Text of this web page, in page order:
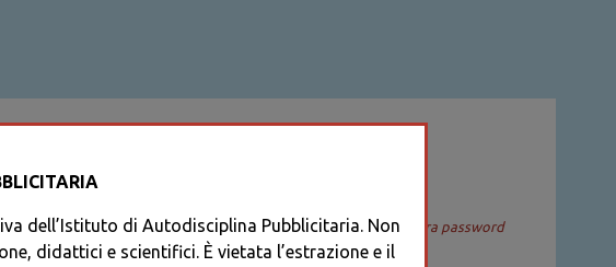
ACCEDI
Recupera password
dell’Istituto di Autodisciplina Pubblicitaria. Non
didattici e scientifici. È vietata l’estrazione e il